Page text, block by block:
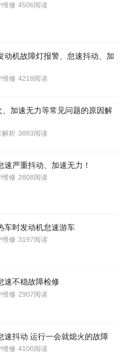
维修 4506阅读
动机故障灯报警、怠速抖动、加
维修 4218阅读
、加速无力等常见问题的原因解
解析 3883阅读
速严重抖动、加速无力！
维修 2808阅读
车时发动机怠速游车
维修 3197阅读
速不稳故障检修
维修 2907阅读
速抖动 运行一会就熄火的故障
维修 4100阅读